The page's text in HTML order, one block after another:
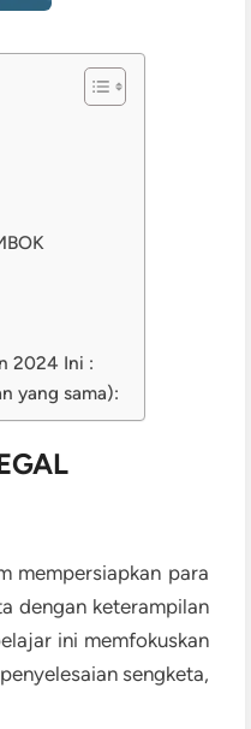
2024 Ini :
yang sama):
mempersiapkan para
dengan keterampilan
ini memfokuskan
sengketa,